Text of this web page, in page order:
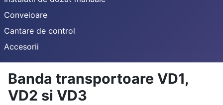
Conveioare
Cantare de control
Accesorii
Banda transportoare VD1,
VD2 si VD3